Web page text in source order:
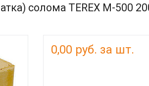
солома TEREX М-500
0,00 руб. за шт.